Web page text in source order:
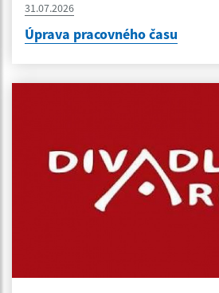
31.07.2026
Úprava pracovného času